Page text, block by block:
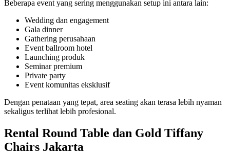
Beberapa event yang sering menggunakan setup ini antara lain:
Wedding dan engagement
Gala dinner
Gathering perusahaan
Event ballroom hotel
Launching produk
Seminar premium
Private party
Event komunitas eksklusif
Dengan penataan yang tepat, area seating akan terasa lebih nyaman
sekaligus terlihat lebih profesional.
Rental Round Table dan Gold Tiffany
Chairs Jakarta